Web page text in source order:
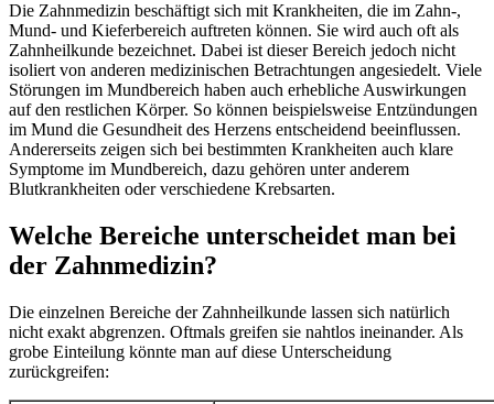
Die Zahnmedizin beschäftigt sich mit Krankheiten, die im Zahn-,
Mund- und Kieferbereich auftreten können. Sie wird auch oft als
Zahnheilkunde bezeichnet. Dabei ist dieser Bereich jedoch nicht
isoliert von anderen medizinischen Betrachtungen angesiedelt. Viele
Störungen im Mundbereich haben auch erhebliche Auswirkungen
auf den restlichen Körper. So können beispielsweise Entzündungen
im Mund die Gesundheit des Herzens entscheidend beeinflussen.
Andererseits zeigen sich bei bestimmten Krankheiten auch klare
Symptome im Mundbereich, dazu gehören unter anderem
Blutkrankheiten oder verschiedene Krebsarten.
Welche Bereiche unterscheidet man bei
der Zahnmedizin?
Die einzelnen Bereiche der Zahnheilkunde lassen sich natürlich
nicht exakt abgrenzen. Oftmals greifen sie nahtlos ineinander. Als
grobe Einteilung könnte man auf diese Unterscheidung
zurückgreifen: